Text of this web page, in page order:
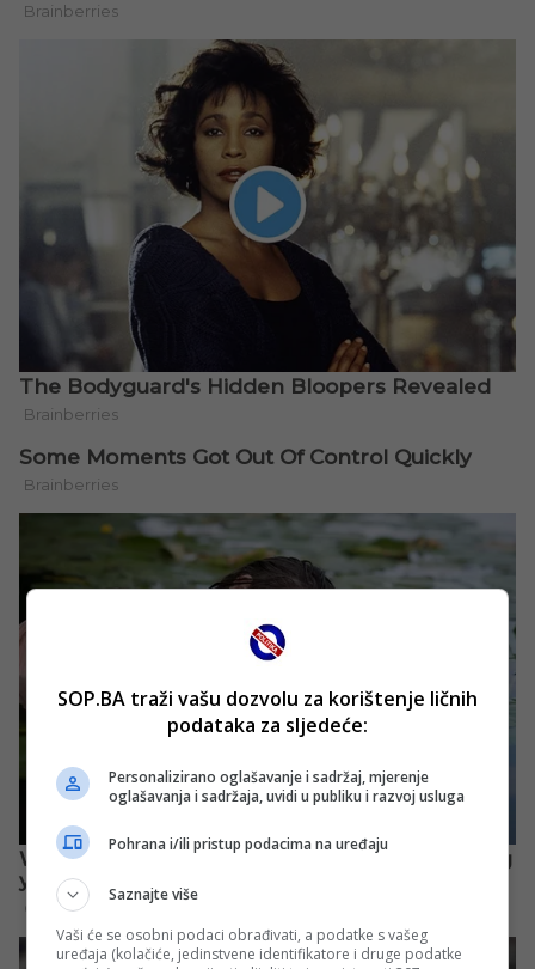
SOP.BA traži vašu dozvolu za korištenje ličnih
podataka za sljedeće:
Personalizirano oglašavanje i sadržaj, mjerenje
oglašavanja i sadržaja, uvidi u publiku i razvoj usluga
Pohrana i/ili pristup podacima na uređaju
Saznajte više
Vaši će se osobni podaci obrađivati, a podatke s vašeg
uređaja (kolačiće, jedinstvene identifikatore i druge podatke